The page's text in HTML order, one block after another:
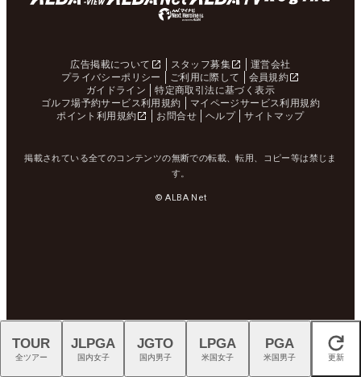
広告掲載について スタッフ募集
運営会社
プライバシーポリシー
ご利用に際して
会員規約
ガイドライン
特定商取引法に基づく表示
ゴルフ場予約サービス利用規約
マイページサービス利用規約
ポイント利用規約
お問合せ ヘルプ サイトマップ
掲載されている全てのコンテンツの無断での転載、転用、コピー等は禁じま
す。
© ALBA Net
閉じる
TOUR
全ツアー
JLPGA
国内女子
JGTO
国内男子
LPGA
米国女子
PGA
米国男子 更新